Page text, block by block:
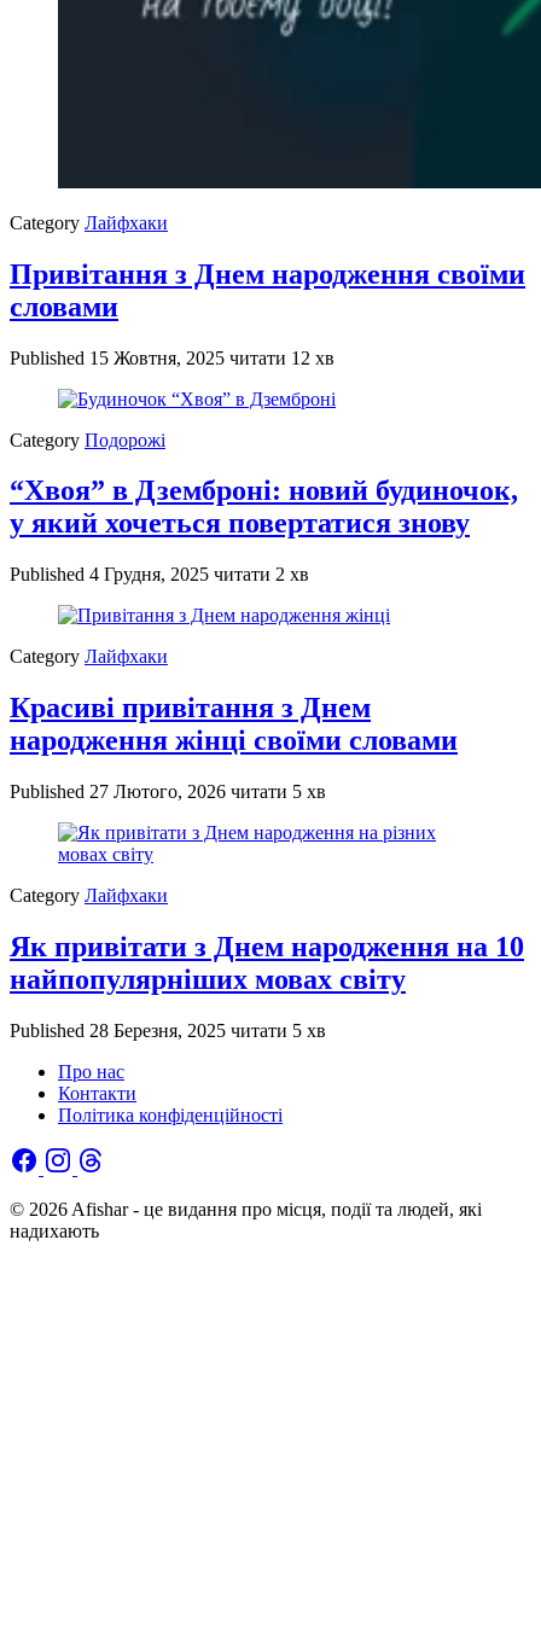
Category Лайфхаки
Привітання з Днем народження своїми
словами
Published 15 Жовтня, 2025 читати 12 хв
Category Подорожі
“Хвоя” в Дземброні: новий будиночок,
у який хочеться повертатися знову
Published 4 Грудня, 2025 читати 2 хв
Category Лайфхаки
Красиві привітання з Днем
народження жінці своїми словами
Published 27 Лютого, 2026 читати 5 хв
Category Лайфхаки
Як привітати з Днем народження на 10
найпопулярніших мовах світу
Published 28 Березня, 2025 читати 5 хв
Про нас
Контакти
Політика конфіденційності
© 2026 Afishar - це видання про місця, події та людей, які
надихають